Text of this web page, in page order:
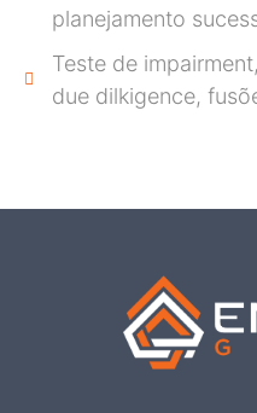
planejamento
Teste de
due dilkigence,